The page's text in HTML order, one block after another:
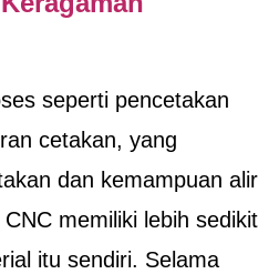
seperti pencetakan
cetakan, yang
dan kemampuan alir
memiliki lebih sedikit
itu sendiri. Selama